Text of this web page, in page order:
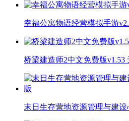
幸福公寓物语经营模拟手游
桥梁建造师2中文免费版v1.53
末日生存营地资源管理与建设